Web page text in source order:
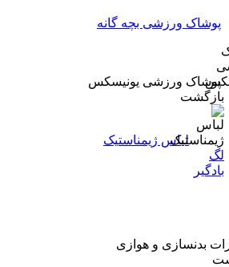
پوشاک ورزشی بچه گانه
پوشاک ورزشی یونیسکس
بازگشت
لباس ژیمناستیک
لگ
بادگیر
بدنسازی و هوازی